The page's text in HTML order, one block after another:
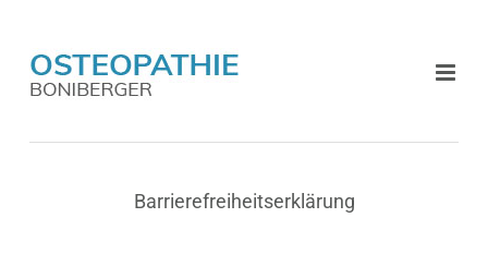
springen
Barrierefreiheitserklärung